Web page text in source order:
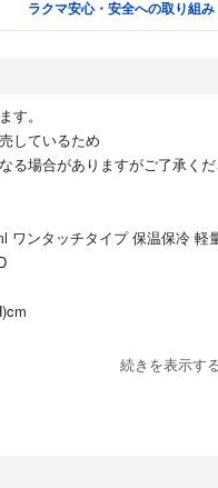
ラクマ安心・安全への取り組み
す。
しているため
る場合がありますがご了承くだ
ワンタッチタイプ 保温保冷 軽
上/4℃の冷水が6時間後でも9℃
続きを表示す